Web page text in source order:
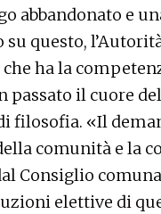
abbandonato e
su questo,
ha la
passato il cuore
filosofia. «Il
comunità e la
Consiglio
elettive di